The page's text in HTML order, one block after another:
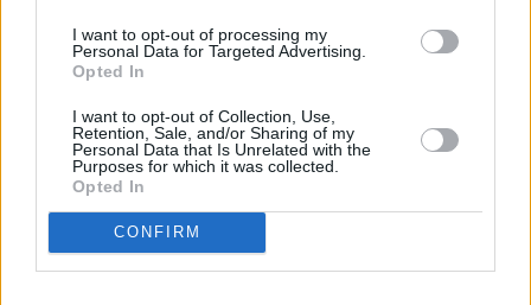
I want to opt-out of processing my
Personal Data for Targeted Advertising.
Opted In
I want to opt-out of Collection, Use,
Retention, Sale, and/or Sharing of my
Personal Data that Is Unrelated with the
Purposes for which it was collected.
Opted In
CONFIRM